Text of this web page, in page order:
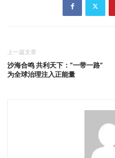
上一篇文章
沙海合鸣 共利天下：“一带一路”
为全球治理注入正能量